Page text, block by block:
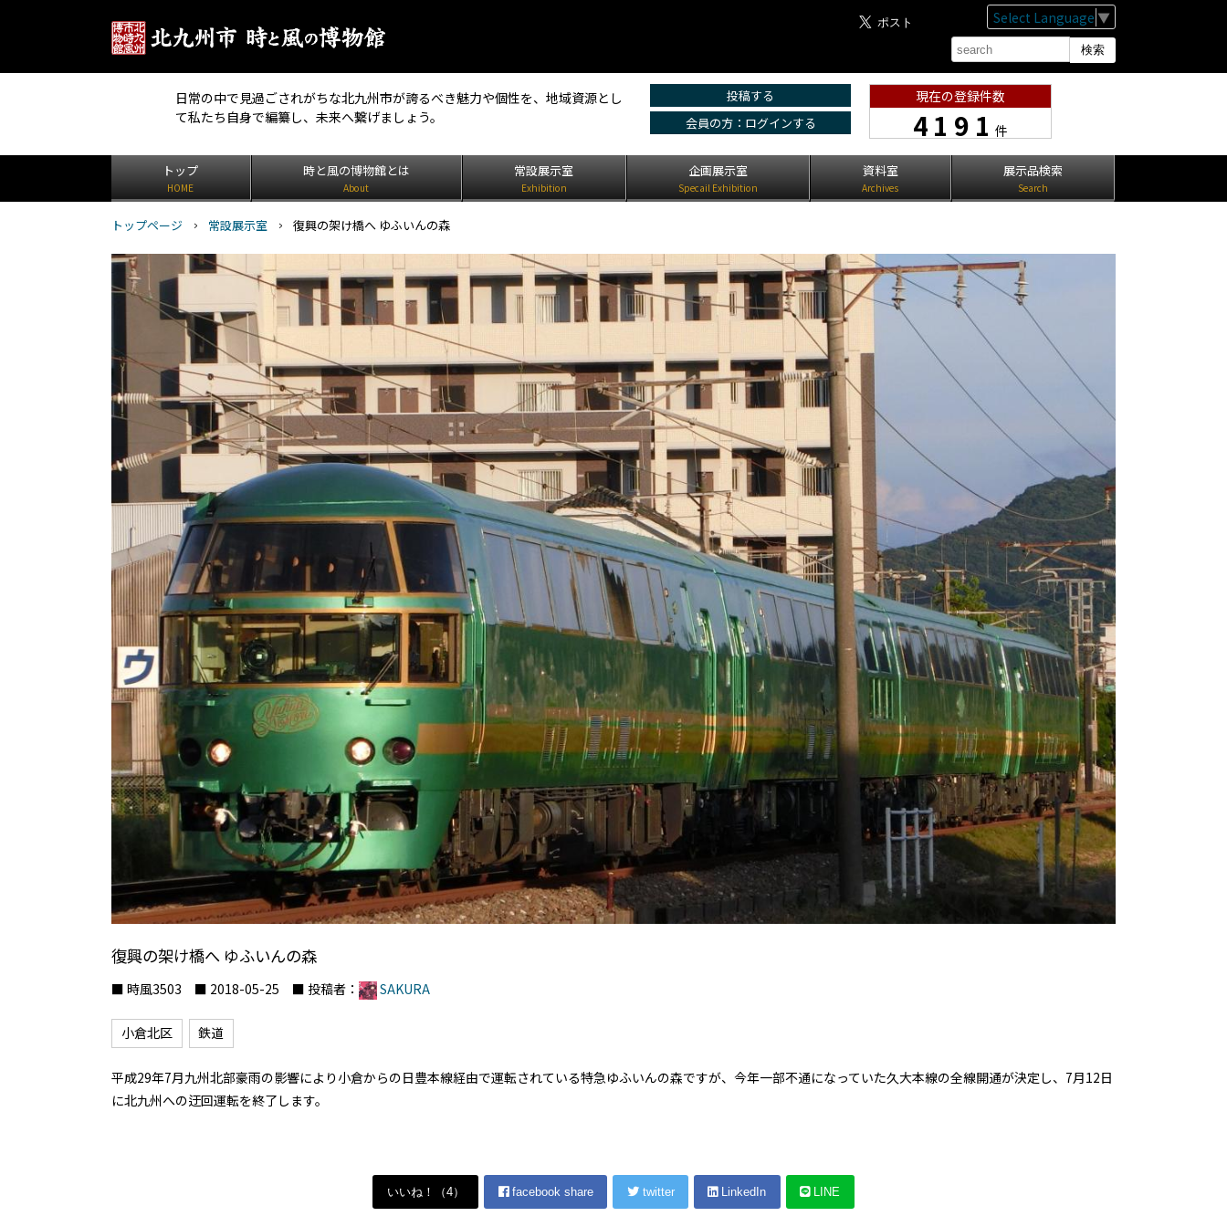
Select Language ▼
日常の中で見過ごされがちな北九州市が誇るべき魅力や個性を、地域資源とし
て私たち自身で編纂し、未来へ繋げましょう。
投稿する
会員の方：ログインする
現在の登録件数
4191件
トップ
HOME
時と風の博物館とは
About
常設展示室
Exhibition
企画展示室
Specail Exhibition
資料室
Archives
展示品検索
Search
トップページ 常設展示室 復興の架け橋へ ゆふいんの森
復興の架け橋へ ゆふいんの森
■ 時風3503 ■ 2018-05-25 ■ 投稿者： SAKURA
小倉北区 鉄道
平成29年7月九州北部豪雨の影響により小倉からの日豊本線経由で運転されている特急ゆふいんの森ですが、今年一部不通になっていた久大本線の全線開通が決定し、7月12日
に北九州への迂回運転を終了します。
いいね！（4） facebook share twitter LinkedIn LINE